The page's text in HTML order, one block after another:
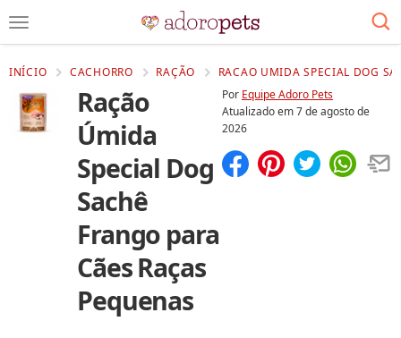
INÍCIO CACHORRO RAÇÃO RACAO UMIDA SPECIAL DOG
Ração
Úmida
Special Dog
Sachê
Frango para
Cães Raças
Pequenas
Por Equipe Adoro Pets
Atualizado em7 de agosto de
2026